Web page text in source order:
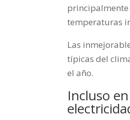
principalmente
temperaturas
Las
típicas del
el año.
Incluso